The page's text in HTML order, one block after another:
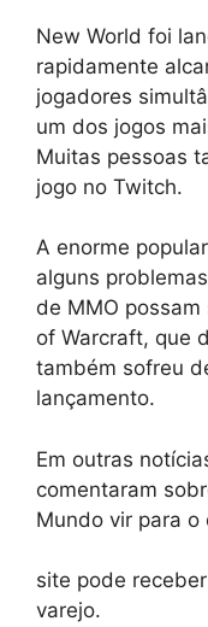
New World foi
rapidamente
jogadores
um dos jogos
Muitas pessoas
jogo no Twitch.
A enorme
alguns
de MMO possam
of Warcraft, que
também sofreu
lançamento.
Em outras
comentaram
Mundo vir para o
site pode
varejo.